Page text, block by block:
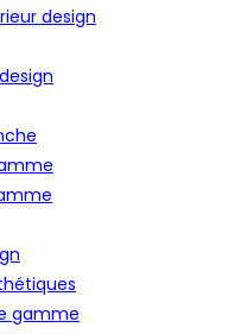
design
gamme